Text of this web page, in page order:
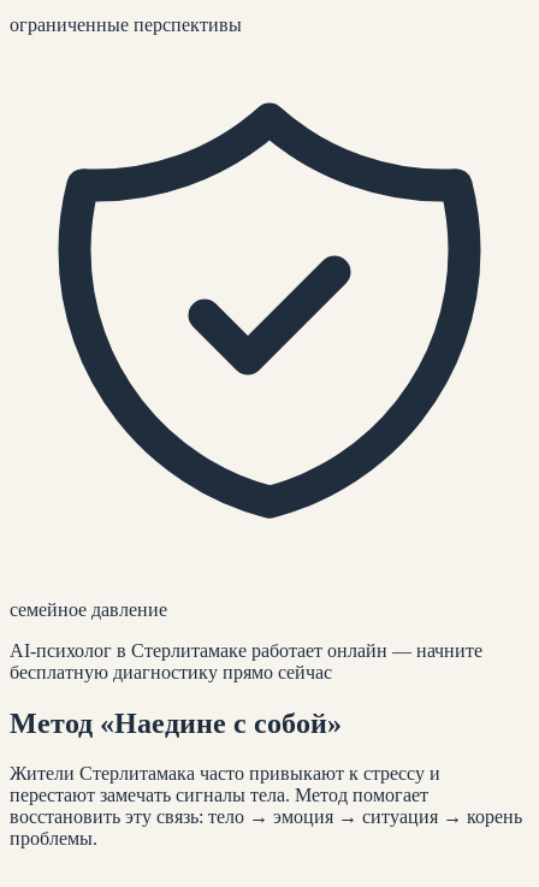
ограниченные перспективы
семейное давление
AI-психолог в Стерлитамаке работает онлайн — начните
бесплатную диагностику прямо сейчас
Метод «Наедине с собой»
Жители Стерлитамака часто привыкают к стрессу и
перестают замечать сигналы тела. Метод помогает
восстановить эту связь: тело → эмоция → ситуация → корень
проблемы.